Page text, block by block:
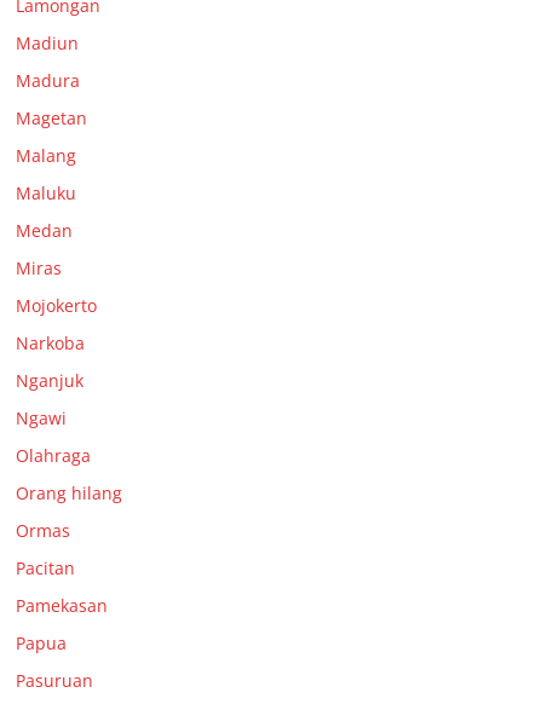
Lamongan
Madiun
Madura
Magetan
Malang
Maluku
Medan
Miras
Mojokerto
Narkoba
Nganjuk
Ngawi
Olahraga
Orang hilang
Ormas
Pacitan
Pamekasan
Papua
Pasuruan